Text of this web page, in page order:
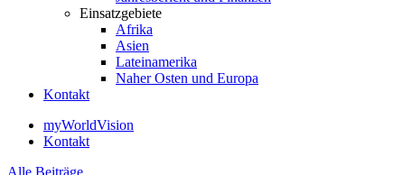
Einsatzgebiete
Afrika
Asien
Lateinamerika
Naher Osten und Europa
Kontakt
myWorldVision
Kontakt
Alle Beiträge